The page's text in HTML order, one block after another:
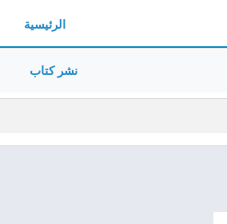
الرئيسية
نشر كتاب